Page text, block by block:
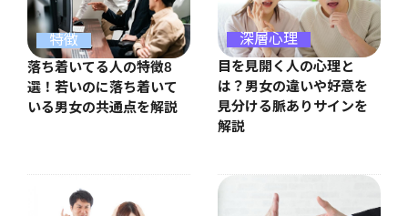
特徴
落ち着いてる人の特徴8
選！若いのに落ち着いて
いる男女の共通点を解説
深層心理
目を見開く人の心理と
は？男女の違いや好意を
見分ける脈ありサインを
解説